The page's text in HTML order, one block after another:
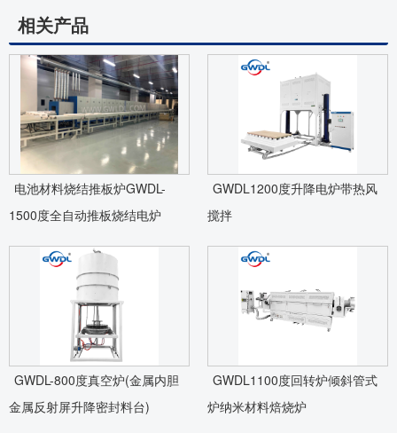
相关产品
电池材料烧结推板炉GWDL-
1500度全自动推板烧结电炉
GWDL1200度升降电炉带热风
搅拌
GWDL-800度真空炉(金属内胆
金属反射屏升降密封料台)
GWDL1100度回转炉倾斜管式
炉纳米材料焙烧炉